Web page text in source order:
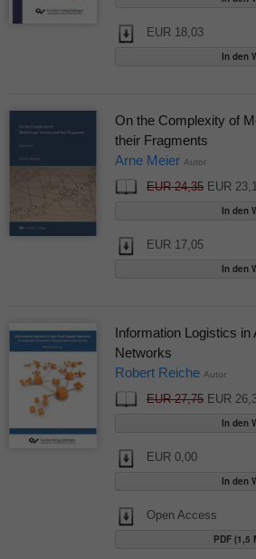
EUR 18,03
On the Complexity of
their Fragments
Arne Meier Autor
EUR 24,35EUR
EUR 17,05
Information Logistics in
Networks
Robert Reiche Autor
EUR 27,75EUR
EUR 0,00
Open Access
PDF (1,5